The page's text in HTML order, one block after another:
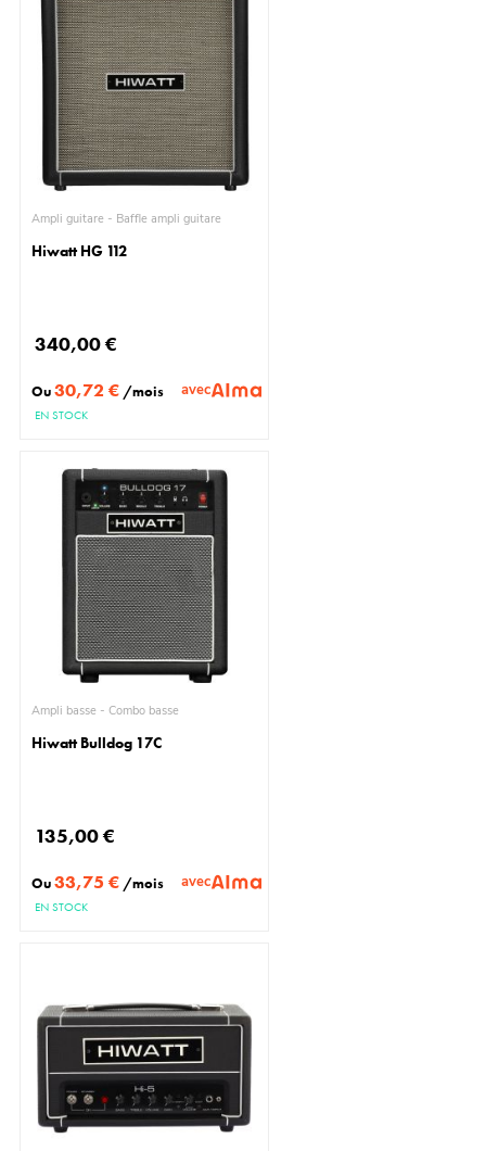
Ampli guitare - Baffle ampli guitare
Hiwatt HG 112
340,00 €
Ou30,72 € /mois avec
EN STOCK
Ampli basse - Combo basse
Hiwatt Bulldog 17C
135,00 €
Ou33,75 € /mois avec
EN STOCK